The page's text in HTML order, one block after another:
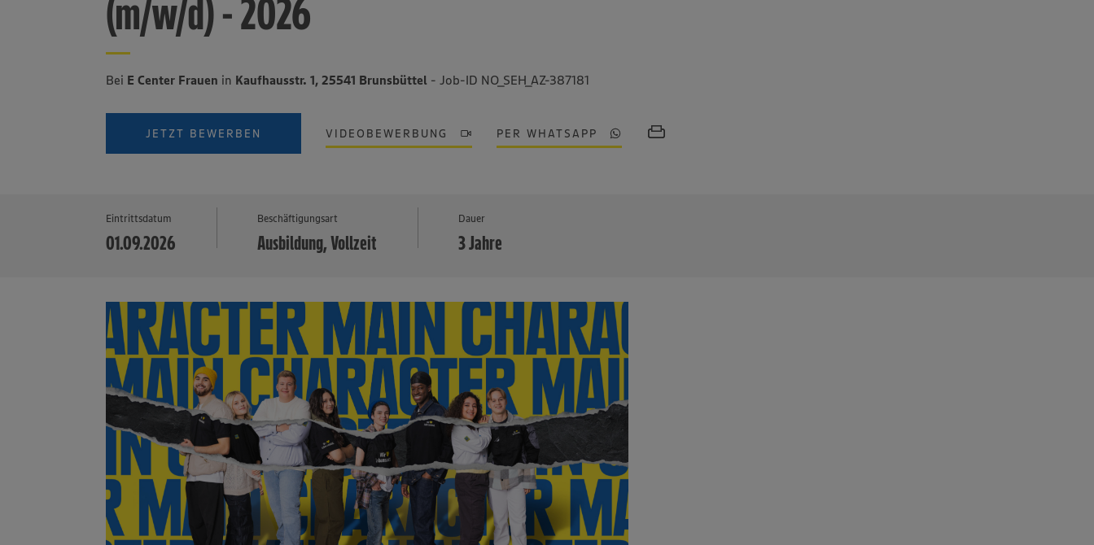
(m/w/d) - 2026
Bei E Center Frauen in Kaufhausstr. 1, 25541 Brunsbüttel - Job-ID NO_SEH_AZ-387181
JETZT BEWERBEN VIDEOBEWERBUNG PER WHATSAPP
Eintrittsdatum
01.09.2026
Beschäftigungsart
Ausbildung, Vollzeit
Dauer
3 Jahre